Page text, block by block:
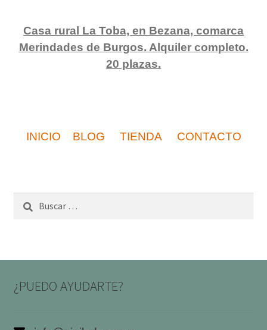
Casa rural La Toba, en Bezana, comarca
Merindades de Burgos. Alquiler completo.
20 plazas.
INICIO BLOG TIENDA CONTACTO
Buscar:
¿PUEDO AYUDARTE?